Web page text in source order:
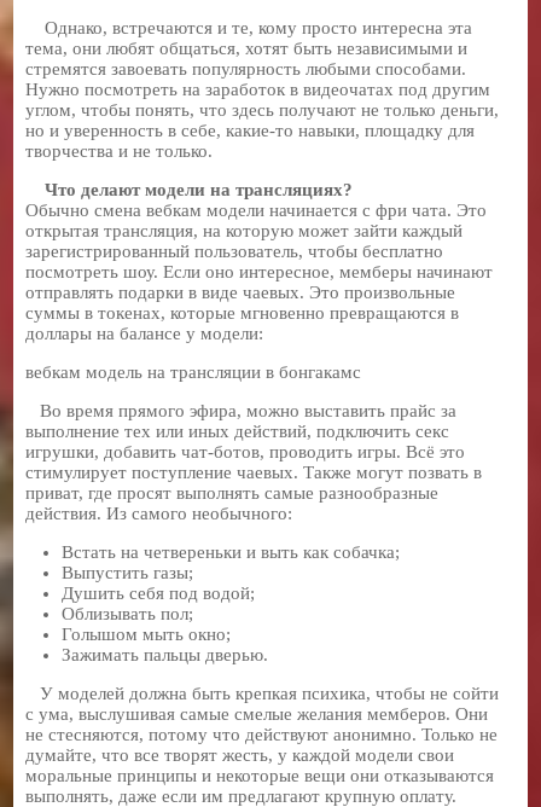
Однако, встречаются и те, кому просто интересна эта
тема, они любят общаться, хотят быть независимыми и
стремятся завоевать популярность любыми способами.
Нужно посмотреть на заработок в видеочатах под другим
углом, чтобы понять, что здесь получают не только деньги,
но и уверенность в себе, какие-то навыки, площадку для
творчества и не только.
Что делают модели на трансляциях?
Обычно смена вебкам модели начинается с фри чата. Это
открытая трансляция, на которую может зайти каждый
зарегистрированный пользователь, чтобы бесплатно
посмотреть шоу. Если оно интересное, мемберы начинают
отправлять подарки в виде чаевых. Это произвольные
суммы в токенах, которые мгновенно превращаются в
доллары на балансе у модели:
вебкам модель на трансляции в бонгакамс
Во время прямого эфира, можно выставить прайс за
выполнение тех или иных действий, подключить секс
игрушки, добавить чат-ботов, проводить игры. Всё это
стимулирует поступление чаевых. Также могут позвать в
приват, где просят выполнять самые разнообразные
действия. Из самого необычного:
Встать на четвереньки и выть как собачка;
Выпустить газы;
Душить себя под водой;
Облизывать пол;
Голышом мыть окно;
Зажимать пальцы дверью.
У моделей должна быть крепкая психика, чтобы не сойти
с ума, выслушивая самые смелые желания мемберов. Они
не стесняются, потому что действуют анонимно. Только не
думайте, что все творят жесть, у каждой модели свои
моральные принципы и некоторые вещи они отказываются
выполнять, даже если им предлагают крупную оплату.